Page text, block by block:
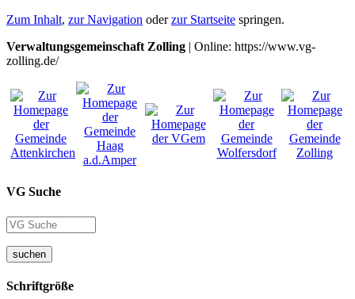
Zum Inhalt, zur Navigation oderzur Startseite springen.
Verwaltungsgemeinschaft Zolling | Online: https://www.vg-
zolling.de/
VG Suche
suchen
Schriftgröße